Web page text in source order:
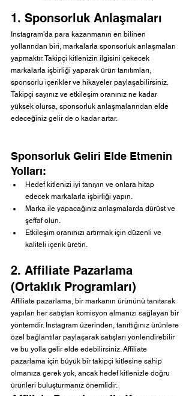
1. Sponsorluk Anlaşmaları
Instagram’da para kazanmanın en bilinen
yollarından biri, markalarla sponsorluk anlaşmaları
yapmaktır. Takipçi kitlenizin ilgisini çekecek
markalarla işbirliği yaparak ürün tanıtımları,
sponsorlu içerikler ve hikayeler paylaşabilirsiniz.
Takipçi sayınız ve etkileşim oranınız ne kadar
yüksek olursa, sponsorluk anlaşmalarından elde
edeceğiniz gelir de o kadar artar.
Sponsorluk Geliri Elde Etmenin
Yolları:
Hedef kitlenizi iyi tanıyın ve onlara hitap
edecek markalarla işbirliği yapın.
Marka ile yapacağınız anlaşmalarda dürüst ve
şeffaf olun.
Etkileşim oranınızı artırmak için düzenli ve
kaliteli içerik üretin.
2. Affiliate Pazarlama
(Ortaklık Programları)
Affiliate pazarlama, bir markanın ürününü tanıtarak
yapılan her satıştan komisyon almanızı sağlayan bir
yöntemdir. Instagram üzerinden, tanıttığınız ürünlere
özel bağlantılar paylaşarak satışları yönlendirebilir
ve bu yolla gelir elde edebilirsiniz. Affiliate
pazarlama için büyük bir takipçi kitlesine sahip
olmanıza gerek yok, ancak hedef kitlenizle doğru
ürünleri buluşturmanız önemlidir.